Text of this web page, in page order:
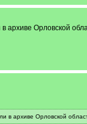
архиве Орловской
в архиве Орловской